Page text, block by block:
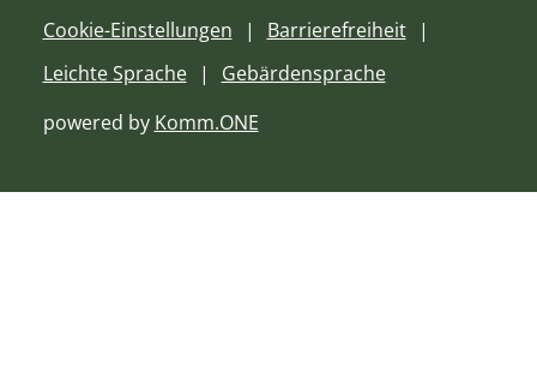
Cookie-Einstellungen
Barrierefreiheit
Leichte Sprache
Gebärdensprache
powered by Komm.ONE